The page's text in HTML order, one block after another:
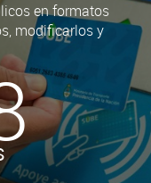
en formatos
modificarlos y